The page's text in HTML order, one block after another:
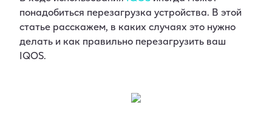
понадобиться перезагрузка устройства. В этой
статье расскажем, в каких случаях это нужно
делать и как правильно перезагрузить ваш
IQOS.